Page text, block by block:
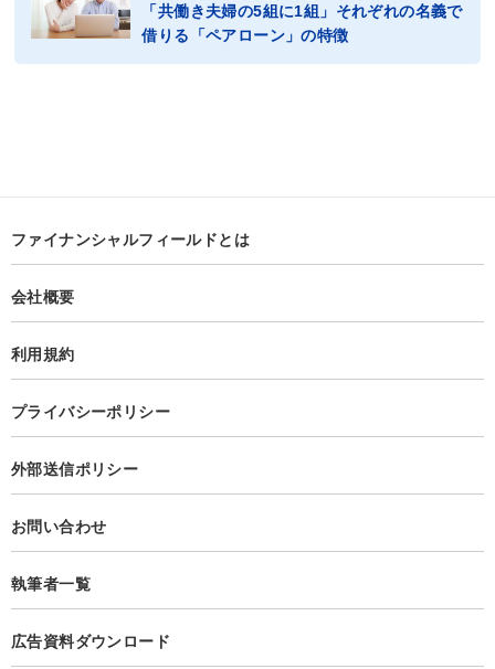
「共働き夫婦の5組に1組」それぞれの名義で
借りる「ペアローン」の特徴
ファイナンシャルフィールドとは
会社概要
利用規約
プライバシーポリシー
外部送信ポリシー
お問い合わせ
執筆者一覧
広告資料ダウンロード